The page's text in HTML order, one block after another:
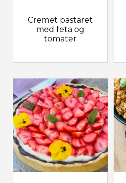
Cremet pastaret
med feta og
tomater